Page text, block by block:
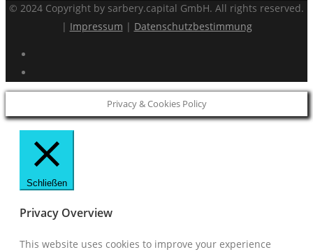
© 2024 Copyright by sarbery.capital GmbH. All rights reserved.
| Impressum | Datenschutzbestimmung
Privacy & Cookies Policy
Schließen
Privacy Overview
This website uses cookies to improve your experience